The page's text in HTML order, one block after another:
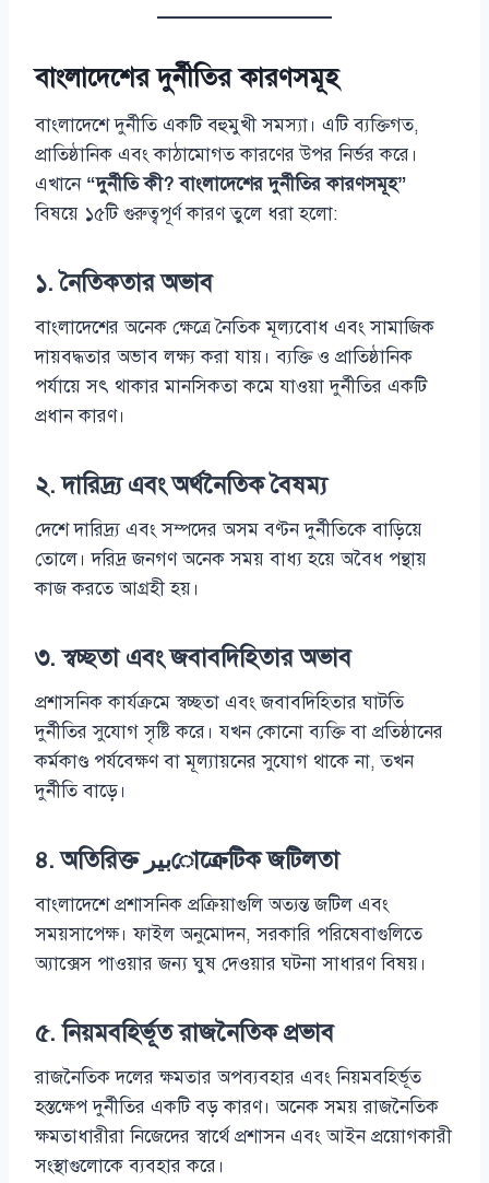
বাংলাদেশের দুর্নীতির কারণসমূহ
বাংলাদেশে দুর্নীতি একটি বহুমুখী সমস্যা। এটি ব্যক্তিগত,
প্রাতিষ্ঠানিক এবং কাঠামোগত কারণের উপর নির্ভর করে।
এখানে “দুর্নীতি কী? বাংলাদেশের দুর্নীতির কারণসমূহ”
বিষয়ে ১৫টি গুরুত্বপূর্ণ কারণ তুলে ধরা হলো:
১.নৈতিকতার অভাব
বাংলাদেশের অনেক ক্ষেত্রে নৈতিক মূল্যবোধ এবং সামাজিক
দায়বদ্ধতার অভাব লক্ষ্য করা যায়। ব্যক্তি ও প্রাতিষ্ঠানিক
পর্যায়ে সৎ থাকার মানসিকতা কমে যাওয়া দুর্নীতির একটি
প্রধান কারণ।
২.দারিদ্র্য এবং অর্থনৈতিক বৈষম্য
দেশে দারিদ্র্য এবং সম্পদের অসম বণ্টন দুর্নীতিকে বাড়িয়ে
তোলে। দরিদ্র জনগণ অনেক সময় বাধ্য হয়ে অবৈধ পন্থায়
কাজ করতে আগ্রহী হয়।
৩.স্বচ্ছতা এবং জবাবদিহিতার অভাব
প্রশাসনিক কার্যক্রমে স্বচ্ছতা এবং জবাবদিহিতার ঘাটতি
দুর্নীতির সুযোগ সৃষ্টি করে। যখন কোনো ব্যক্তি বা প্রতিষ্ঠানের
কর্মকাণ্ড পর্যবেক্ষণ বা মূল্যায়নের সুযোগ থাকে না, তখন
দুর্নীতি বাড়ে।
৪. অতিরিক্ত بيرোক্রেটিক জটিলতা
বাংলাদেশে প্রশাসনিক প্রক্রিয়াগুলি অত্যন্ত জটিল এবং
সময়সাপেক্ষ। ফাইল অনুমোদন, সরকারি পরিষেবাগুলিতে
অ্যাক্সেস পাওয়ার জন্য ঘুষ দেওয়ার ঘটনা সাধারণ বিষয়।
৫.নিয়মবহির্ভূত রাজনৈতিক প্রভাব
রাজনৈতিক দলের ক্ষমতার অপব্যবহার এবং নিয়মবহির্ভূত
হস্তক্ষেপ দুর্নীতির একটি বড় কারণ। অনেক সময় রাজনৈতিক
ক্ষমতাধারীরা নিজেদের স্বার্থে প্রশাসন এবং আইন প্রয়োগকারী
সংস্থাগুলোকে ব্যবহার করে।